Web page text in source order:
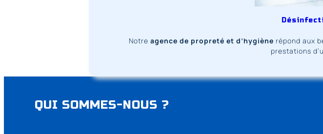
Notre agence de propreté et d’hygiène répond aux
prestations
QUI SOMMES-NOUS ?